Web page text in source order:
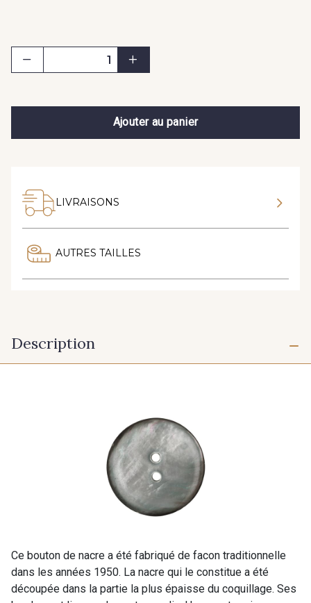
Ajouter au panier
LIVRAISONS
AUTRES TAILLES
Description
Ce bouton de nacre a été fabriqué de facon traditionnelle
dans les années 1950. La nacre qui le constitue a été
découpée dans la partie la plus épaisse du coquillage. Ses